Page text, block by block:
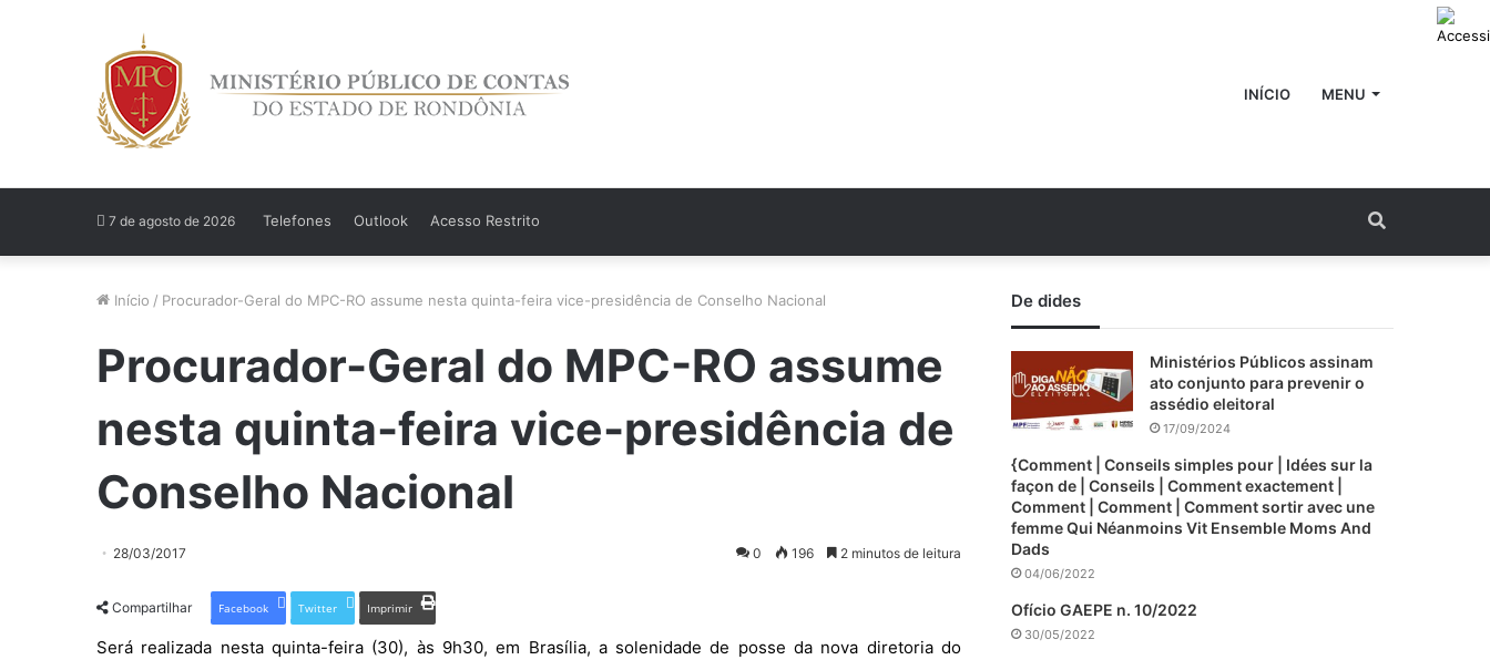
INÍCIO MENU
7 de agosto de 2026 Telefones Outlook Acesso Restrito
Início / Procurador-Geral do MPC-RO assume nesta quinta-feira vice-presidência de Conselho Nacional
Procurador-Geral do MPC-RO assume
nesta quinta-feira vice-presidência de
Conselho Nacional
28/03/2017 0 196 2 minutos de leitura
Compartilhar Facebook Twitter Imprimir
Será realizada nesta quinta-feira (30), às 9h30, em Brasília, a solenidade de posse da nova diretoria do
De dides
Ministérios Públicos assinam
ato conjunto para prevenir o
assédio eleitoral
17/09/2024
{Comment | Conseils simples pour | Idées sur la
façon de | Conseils | Comment exactement |
Comment | Comment | Comment sortir avec une
femme Qui Néanmoins Vit Ensemble Moms And
Dads
04/06/2022
Ofício GAEPE n. 10/2022
30/05/2022